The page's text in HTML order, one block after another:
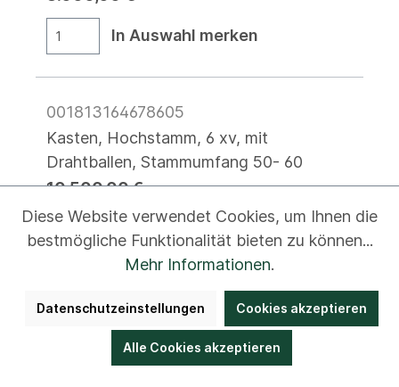
In Auswahl merken
001813164678605
Kasten, Hochstamm, 6 xv, mit
Drahtballen, Stammumfang 50- 60
10.500,00 €
In Auswahl merken
005212665204284
Kasten, Hochstamm, 6 xv, mit
Drahtballen, Stammumfang 60- 70
Diese Website verwendet Cookies, um Ihnen die
bestmögliche Funktionalität bieten zu können...
Mehr Informationen.
Datenschutzeinstellungen Cookies akzeptieren
Alle Cookies akzeptieren